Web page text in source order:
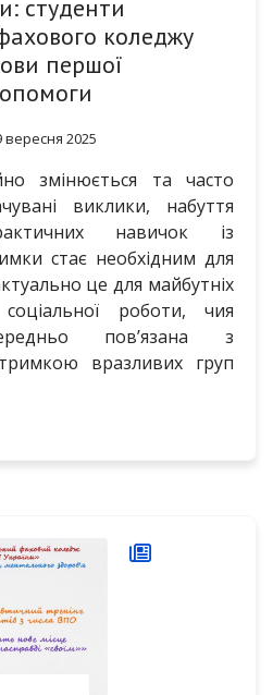
студенти
коледжу
першої
вересня 2025
змінюється та часто
виклики, набуття
навичок із
стає необхідним для
це для майбутніх
роботи, чия
пов’язана з
вразливих груп